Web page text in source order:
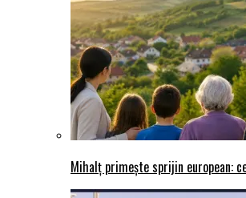
Mihalț primește sprijin european: